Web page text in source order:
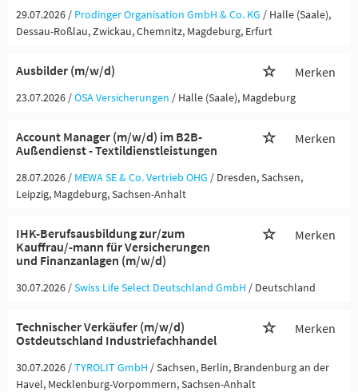
29.07.2026 / Prodinger Organisation GmbH & Co. KG / Halle (Saale),
Dessau-Roßlau, Zwickau, Chemnitz, Magdeburg, Erfurt
Ausbilder (m/w/d) Merken
23.07.2026 /ÖSA Versicherungen / Halle (Saale), Magdeburg
Account Manager (m/w/d) im B2B-
Außendienst - Textildienstleistungen
Merken
28.07.2026 / MEWA SE & Co. Vertrieb OHG / Dresden, Sachsen,
Leipzig, Magdeburg, Sachsen-Anhalt
IHK-Berufsausbildung zur/zum
Kauffrau/-mann für Versicherungen
und Finanzanlagen (m/w/d)
Merken
30.07.2026 /Swiss Life Select Deutschland GmbH / Deutschland
Technischer Verkäufer (m/w/d)
Ostdeutschland Industriefachhandel
Merken
30.07.2026 /TYROLIT GmbH / Sachsen, Berlin, Brandenburg an der
Havel, Mecklenburg-Vorpommern, Sachsen-Anhalt